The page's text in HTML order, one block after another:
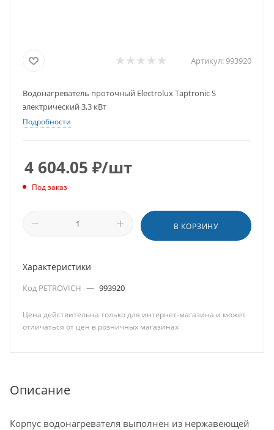
Артикул:993920
Водонагреватель проточный Electrolux Taptronic S
электрический 3,3 кВт
Подробности
4 604.05 ₽/шт
Под заказ
В КОРЗИНУ
Характеристики
Код PETROVICH — 993920
Цена действительна только для интернет-магазина и может
отличаться от цен в розничных магазинах
Описание
Корпус водонагревателя выполнен из нержавеющей